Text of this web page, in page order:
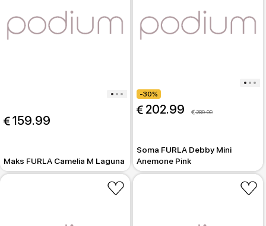
159.99
Maks FURLA Camelia M Laguna
-30%
202.99 289.99
Soma FURLA Debby Mini
Anemone Pink